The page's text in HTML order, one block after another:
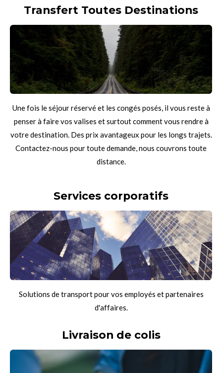
Transfert Toutes Destinations
Une fois le séjour réservé et les congés posés, il vous reste à
penser à faire vos valises et surtout comment vous rendre à
votre destination. Des prix avantageux pour les longs trajets.
Contactez-nous pour toute demande, nous couvrons toute
distance.
Services corporatifs
Solutions de transport pour vos employés et partenaires
d'affaires.
Livraison de colis